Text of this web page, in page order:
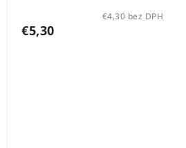
€4,30 bez DPH
€5,30